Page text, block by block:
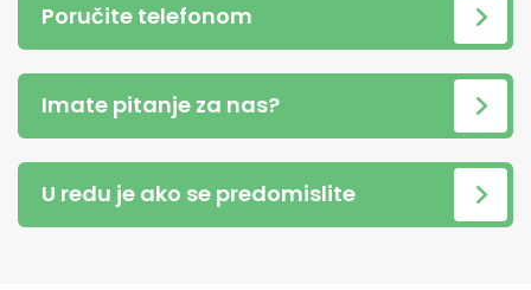
Poručite telefonom
Imate pitanje za nas?
U redu je ako se predomislite